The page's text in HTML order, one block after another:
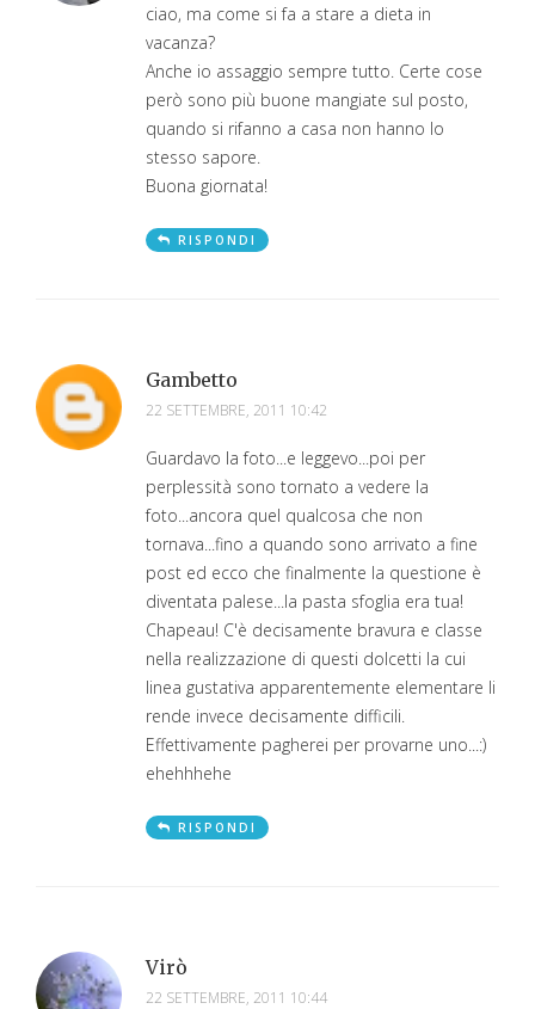
ciao, ma come si fa a stare a dieta in
vacanza?
Anche io assaggio sempre tutto. Certe cose
però sono più buone mangiate sul posto,
quando si rifanno a casa non hanno lo
stesso sapore.
Buona giornata!
RISPONDI
Gambetto
22 SETTEMBRE, 2011 10:42
Guardavo la foto...e leggevo...poi per
perplessità sono tornato a vedere la
foto...ancora quel qualcosa che non
tornava...fino a quando sono arrivato a fine
post ed ecco che finalmente la questione è
diventata palese...la pasta sfoglia era tua!
Chapeau! C'è decisamente bravura e classe
nella realizzazione di questi dolcetti la cui
linea gustativa apparentemente elementare li
rende invece decisamente difficili.
Effettivamente pagherei per provarne uno...:)
ehehhhehe
RISPONDI
Virò
22 SETTEMBRE, 2011 10:44